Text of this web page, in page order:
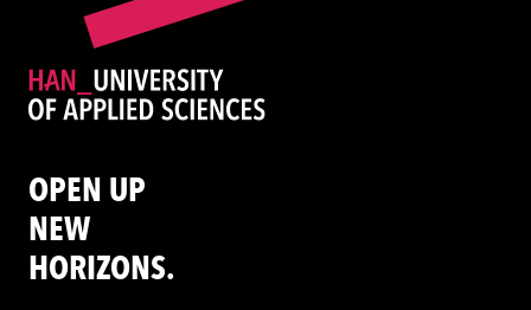
OPEN UP
NEW
HORIZONS.